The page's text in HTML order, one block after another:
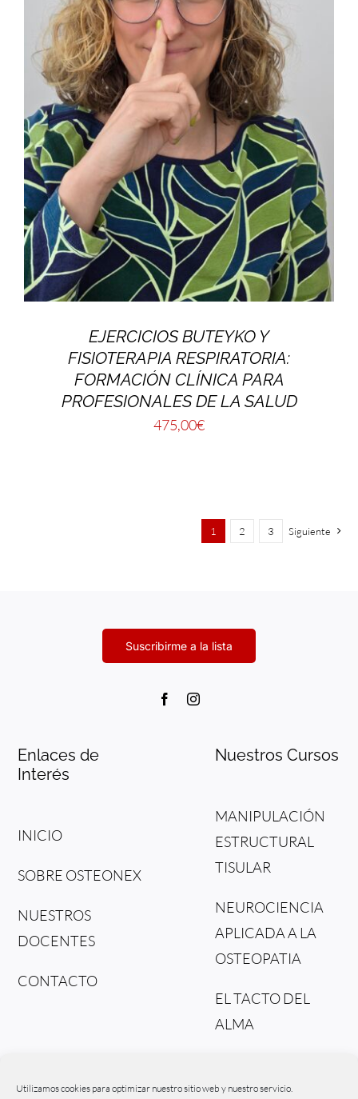
Utilizamos cookies para optimizar nuestro sitio web y nuestro servicio.
EJERCICIOS BUTEYKO Y
FISIOTERAPIA RESPIRATORIA:
FORMACIÓN CLÍNICA PARA
PROFESIONALES DE LA SALUD
475,00€
1 2 3 Siguiente
Enlaces de
Interés
INICIO
SOBRE OSTEONEX
NUESTROS
DOCENTES
CONTACTO
Nuestros Cursos
MANIPULACIÓN
ESTRUCTURAL
TISULAR
NEUROCIENCIA
APLICADA A LA
OSTEOPATIA
EL TACTO DEL
ALMA
FLUIDO